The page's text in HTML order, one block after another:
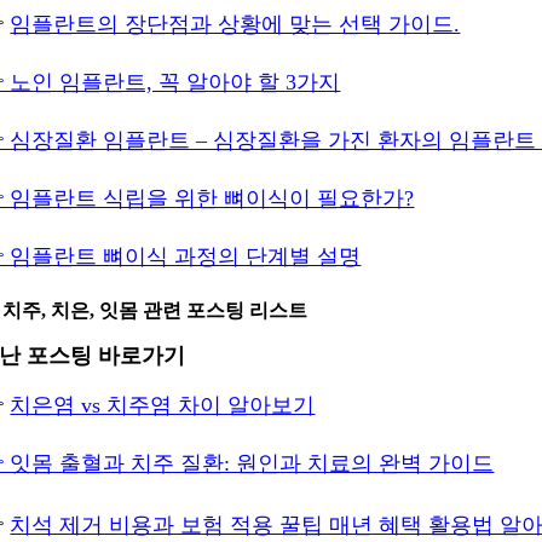
임플란트의 장단점과 상황에 맞는 선택 가이드.
노인 임플란트, 꼭 알아야 할 3가지
심장질환 임플란트 – 심장질환을 가진 환자의 임플란
임플란트 식립을 위한 뼈이식이 필요한가?
임플란트 뼈이식 과정의 단계별 설명
주, 치은, 잇몸 관련 포스팅 리스트
포스팅 바로가기
치은염 vs 치주염 차이 알아보기
잇몸 출혈과 치주 질환: 원인과 치료의 완벽 가이드
치석 제거 비용과 보험 적용 꿀팁 매년 혜택 활용법 알